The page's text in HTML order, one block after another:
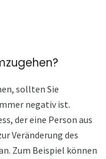
sollten Sie
negativ ist.
der eine Person aus
Veränderung des
Zum Beispiel können